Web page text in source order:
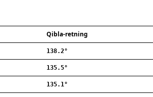
Allerød
Qibla-retning
138.2°
135.5°
135.1°